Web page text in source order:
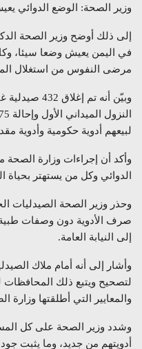
وزير الصحة: الوضع الدوائي
إلى ذلك أوضح وزير الصحة
في اليمن يعيش وضعا سيئا،
مرضى النفوس من استغلال
وبيّن أنه تم
لبيعهم أدوية حكومية وأدوية
وأكد أن إجراءات وزارة الصحة
الدوائي وكل من يستهتر بحياة
وحذر وزير الصحة الصيدليات
صرف الأدوية دون وصفات
إلى النيابة العامة.
وأشار إلى أنه أمام ملاك
لتصحيح ويتبع ذلك المحافظات
والمعايير التي أطلقتها وزارة
وشدد وزير الصحة على كل
أدويتهم من جديد، وما يثبت